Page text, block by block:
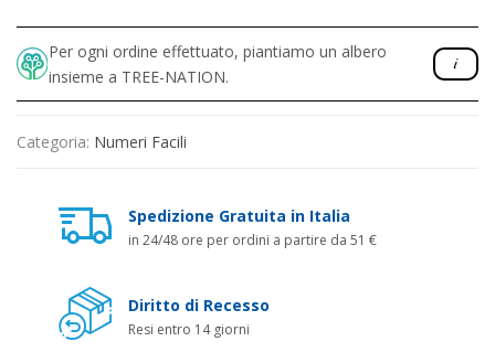
Per ogni ordine effettuato, piantiamo un albero
insieme a TREE-NATION.
Categoria: Numeri Facili
Spedizione Gratuita in Italia
in 24/48 ore per ordini a partire da 51 €
Diritto di Recesso
Resi entro 14 giorni